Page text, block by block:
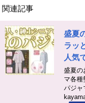
関連記事
盛夏
ラッ
人気
盛夏の
マ各種
パジャ